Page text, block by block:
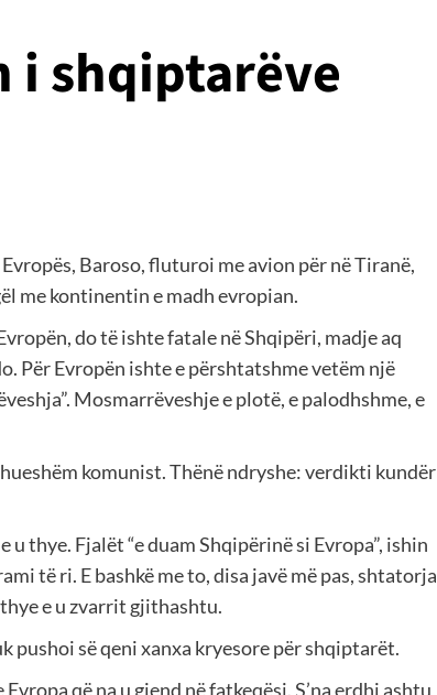
shqiptarëve
Baroso, fluturoi me avion për në Tiranë,
me kontinentin e madh evropian.
do të ishte fatale në Shqipëri, madje aq
Për Evropën ishte e përshtatshme vetëm një
Mosmarrëveshje e plotë, e palodhshme, e
komunist. Thënë ndryshe: verdikti kundër
thye. Fjalët “e duam Shqipërinë si Evropa”, ishin
të ri. E bashkë me to, disa javë më pas, shtatorja
e u zvarrit gjithashtu.
pushoi së qeni xanxa kryesore për shqiptarët.
që na u gjend në fatkeqësi. S’na erdhi ashtu